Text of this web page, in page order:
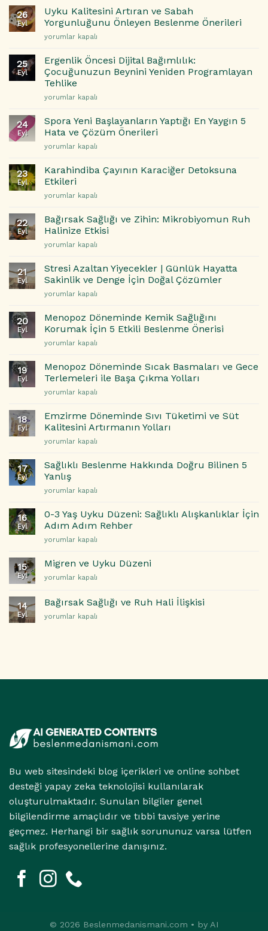
Daha
İyi
Uyku
İçin
Dönüştürebilirsiniz?
için
Zihninizin
Aynasıdır
için
26
Eyl
Uyku Kalitesini Artıran ve Sabah
Yorgunluğunu Önleyen Beslenme Önerileri
Uyku
Artıran
Sabah
Yorgunluğunu
Önleyen
Önerileri
için
yorumlar kapalı
25
Eyl
Ergenlik Öncesi Dijital Bağımlılık:
Çocuğunuzun Beynini Yeniden Programlayan
Tehlike
Ergenlik
Dijital
Bağımlılık:
Çocuğunuzun
Beynini
Programlayan
Tehlike
yorumlar kapalı
24
Eyl
Spora Yeni Başlayanların Yaptığı En Yaygın 5
Hata ve Çözüm Önerileri
Spora
Başlayanların
Yaptığı
En
Yaygın
Hata
ve
Önerileri
yorumlar kapalı
23
Eyl
Karahindiba Çayının Karaciğer Detoksuna
Etkileri
Karahindiba
Karaciğer
Detoksuna
Etkileri
için
yorumlar kapalı
22
Eyl
Bağırsak Sağlığı ve Zihin: Mikrobiyomun Ruh
Halinize Etkisi
Bağırsak
ve
Zihin:
Mikrobiyomun
Ruh
Etkisi
için
yorumlar kapalı
21
Eyl
Stresi Azaltan Yiyecekler | Günlük Hayatta
Sakinlik ve Denge İçin Doğal Çözümler
Stresi
Yiyecekler
Günlük
Hayatta
ve
Denge
Doğal
için
yorumlar kapalı
20
Eyl
Menopoz Döneminde Kemik Sağlığını
Korumak İçin 5 Etkili Beslenme Önerisi
Menopoz
Kemik
Sağlığını
Korumak
İçin
Etkili
Beslenme
için
yorumlar kapalı
19
Eyl
Menopoz Döneminde Sıcak Basmaları ve Gece
Terlemeleri ile Başa Çıkma Yolları
Menopoz
Sıcak
Basmaları
ve
Gece
ile
Başa
Yolları
yorumlar kapalı
18
Eyl
Emzirme Döneminde Sıvı Tüketimi ve Süt
Kalitesini Artırmanın Yolları
Emzirme
Sıvı
Tüketimi
ve
Süt
Artırmanın
Yolları
yorumlar kapalı
17
Eyl
Sağlıklı Beslenme Hakkında Doğru Bilinen 5
Yanlış
Sağlıklı
Hakkında
Doğru
Bilinen
5
için
yorumlar kapalı
16
Eyl
0-3 Yaş Uyku Düzeni: Sağlıklı Alışkanlıklar İçin
Adım Adım Rehber
0-
Yaş
Uyku
Düzeni:
Alışkanlıklar
Adım
yorumlar kapalı
15
Eyl
Migren ve Uyku Düzeni
Migren
Uyku
Düzeni
için
yorumlar kapalı
14
Eyl
Bağırsak Sağlığı ve Ruh Hali İlişkisi
Bağırsak
yorumlar kapalı
Bu web sitesindeki blog içerikleri ve online sohbet
desteği yapay zeka teknolojisi kullanılarak
oluşturulmaktadır. Sunulan bilgiler genel
bilgilendirme amaçlıdır ve tıbbi tavsiye yerine
geçmez. Herhangi bir sağlık sorununuz varsa lütfen
sağlık profesyonellerine danışınız.
© 2026 Beslenmedanismani.com • by AI